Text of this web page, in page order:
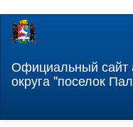
Перейти
содержанию
Официальный сайт
округа "поселок